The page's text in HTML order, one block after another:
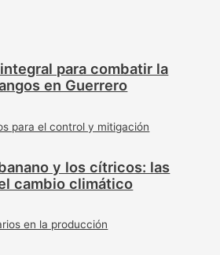
para combatir la
en Guerrero
para el control y mitigación
y los cítricos: las
cambio climático
en la producción